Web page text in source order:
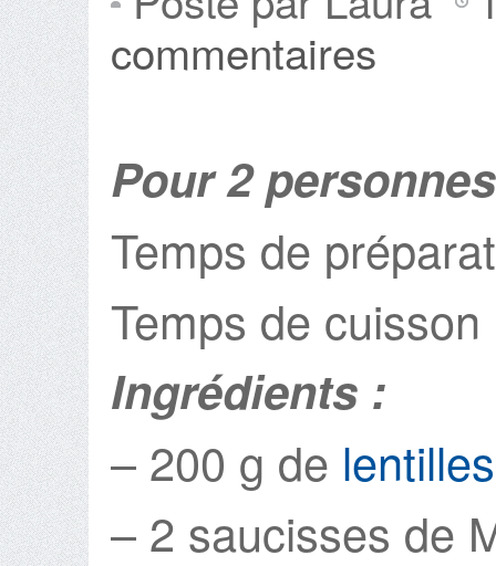
commentaires
Pour 2 personnes
Temps de
Temps de
Ingrédients :
– 200 g de
– 2 saucisses de